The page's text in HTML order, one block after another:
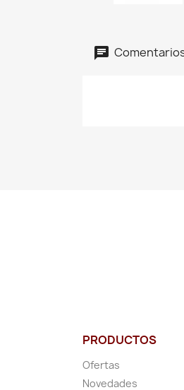
PRODUCTOS
Ofertas
Novedades